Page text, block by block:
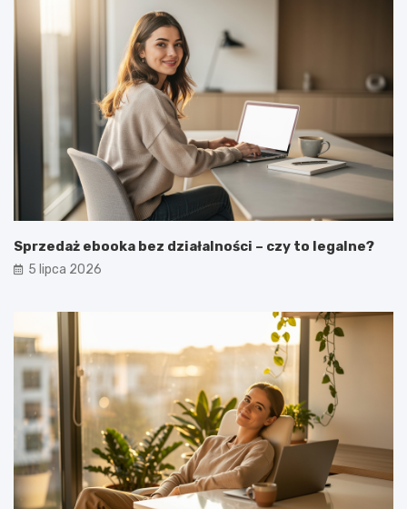
Sprzedaż ebooka bez działalności – czy to legalne?
5 lipca 2026